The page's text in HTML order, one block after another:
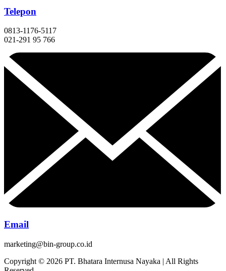
Telepon
0813-1176-5117
021-291 95 766
Email
marketing@bin-group.co.id
Copyright © 2026 PT. Bhatara Internusa Nayaka | All Rights